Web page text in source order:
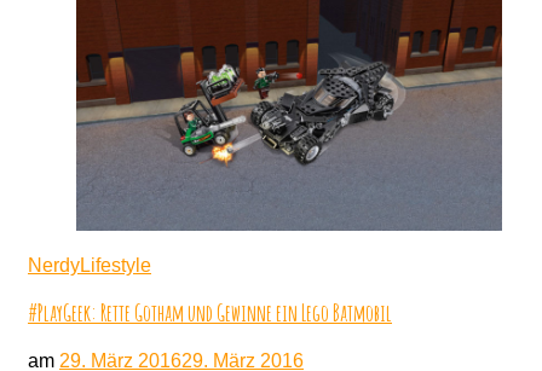
NerdyLifestyle
#PlayGeek: Rette Gotham und Gewinne ein Lego Batmobil
am 29. März 201629. März 2016